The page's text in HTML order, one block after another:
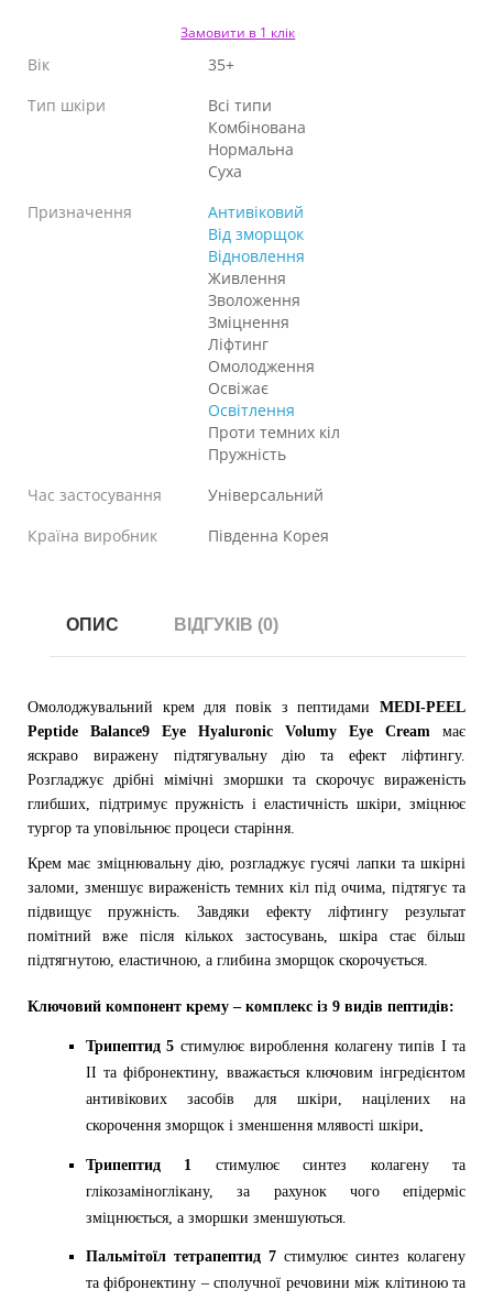
Замовити в 1 клік
Вік
35+
Тип шкіри
Всі типи
Комбінована
Нормальна
Суха
Призначення
Антивіковий
Від зморщок
Відновлення
Живлення
Зволоження
Зміцнення
Ліфтинг
Омолодження
Освіжає
Освітлення
Проти темних кіл
Пружність
Час застосування
Універсальний
Країна виробник
Південна Корея
ОПИС ВІДГУКІВ (0)
Омолоджувальний крем для повік з пептидами MEDI-PEEL
Peptide Balance9 Eye Hyaluronic Volumy Eye Cream має
яскраво виражену підтягувальну дію та ефект ліфтингу.
Розгладжує дрібні мімічні зморшки та скорочує вираженість
глибших, підтримує пружність і еластичність шкіри, зміцнює
тургор та уповільнює процеси старіння.
Крем має зміцнювальну дію, розгладжує гусячі лапки та шкірні
заломи, зменшує вираженість темних кіл під очима, підтягує та
підвищує пружність. Завдяки ефекту ліфтингу результат
помітний вже після кількох застосувань, шкіра стає більш
підтягнутою, еластичною, а глибина зморщок скорочується.
Ключовий компонент крему – комплекс із 9 видів пептидів:
Трипептид 5 стимулює вироблення колагену типів I та
II та фібронектину, вважається ключовим інгредієнтом
антивікових засобів для шкіри, націлених на
скорочення зморщок і зменшення млявості шкіри.
Трипептид 1 стимулює синтез колагену та
глікозаміноглікану, за рахунок чого епідерміс
зміцнюється, а зморшки зменшуються.
Пальмітоїл тетрапептид 7 стимулює синтез колагену
та фібронектину – сполучної речовини між клітиною та